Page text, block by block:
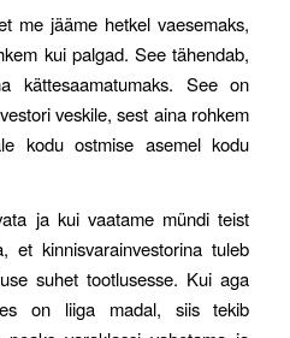
me jääme hetkel vaesemaks,
kui palgad. See tähendab,
kättesaamatumaks. See on
veskile, sest aina rohkem
kodu ostmise asemel kodu
ja kui vaatame mündi teist
et kinnisvarainvestorina tuleb
suhet tootlusesse. Kui aga
on liiga madal, siis tekib